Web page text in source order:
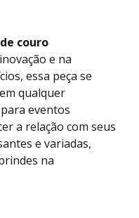
couro
e na
essa peça se
qualquer
eventos
a relação com seus
e variadas,
na